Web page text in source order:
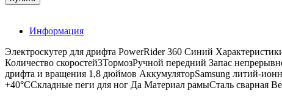
Информация
Электроскутер для дрифта PowerRider 360 Синий
Количество скоростей3ТормозРучной передний Запас
дрифта и вращения 1,8 дюймов АккумуляторSamsung литий-
+40°CСкладные пеги для ног Да Материал рамыСталь сварная